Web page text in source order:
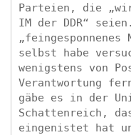
Parteien, die
IM der DDR“
selbst habe
wenigstens von
Verantwortung
gäbe es in der
Schattenreich,
eingenistet hat